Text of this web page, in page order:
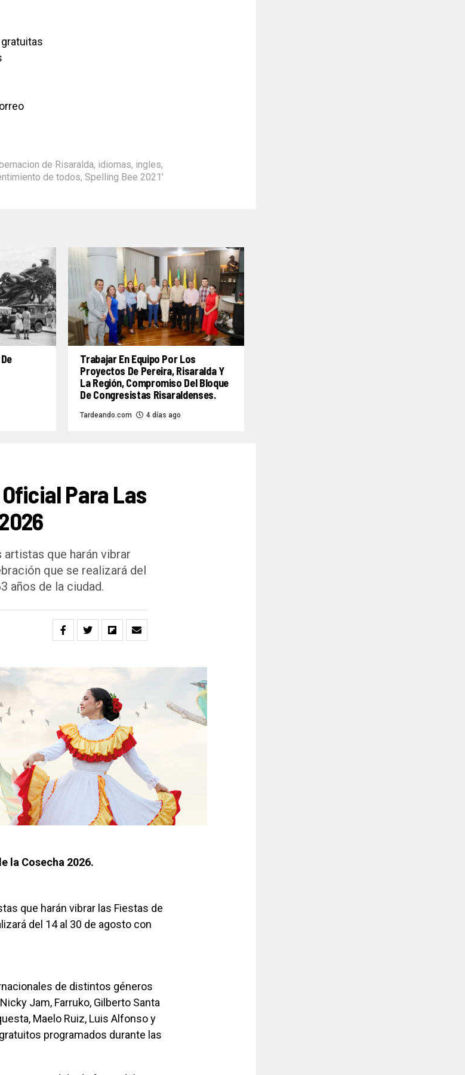
de Risaralda, idiomas, ingles,
de todos, Spelling Bee 2021’
Trabajar En Equipo Por Los
Proyectos De Pereira, Risaralda Y
La Región, Compromiso Del Bloque
De Congresistas Risaraldenses.
Tardeando.com 4 días ago
Para Las
que harán vibrar
que se realizará del
años de la ciudad.
la Cosecha 2026.
que harán vibrar las Fiestas de
del 14 al 30 de agosto con
de distintos géneros
Jam, Farruko, Gilberto Santa
Maelo Ruiz, Luis Alfonso y
programados durante las